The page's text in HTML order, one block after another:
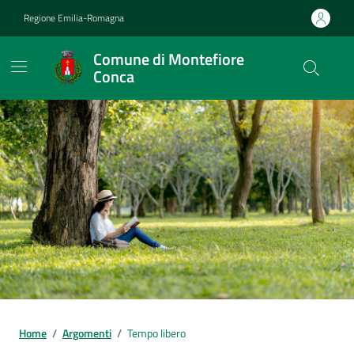
Regione Emilia-Romagna
Comune di Montefiore
Conca
Contenuti in evidenza
Home / Argomenti / Tempo libero